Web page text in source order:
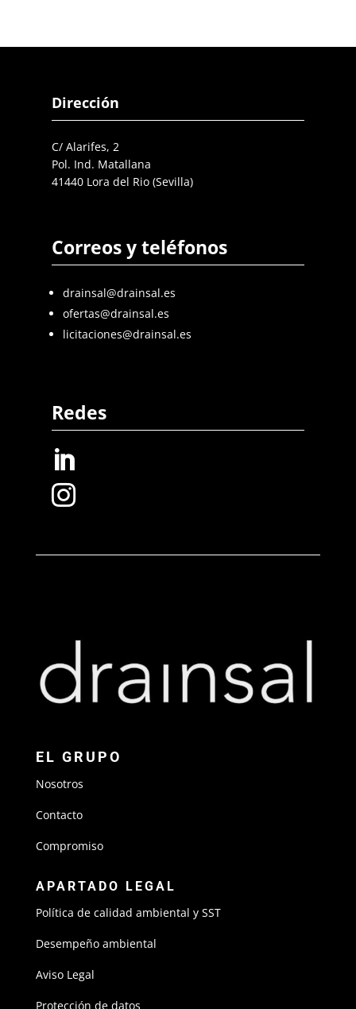
Dirección
C/ Alarifes, 2
Pol. Ind. Matallana
41440 Lora del Rio (Sevilla)
Correos y teléfonos
drainsal@drainsal.es
ofertas@drainsal.es
licitaciones@drainsal.es
Redes


EL GRUPO
Nosotros
Contacto
Compromiso
APARTADO LEGAL
Política de calidad ambiental y SST
Desempeño ambiental
Aviso Legal
Protección de datos